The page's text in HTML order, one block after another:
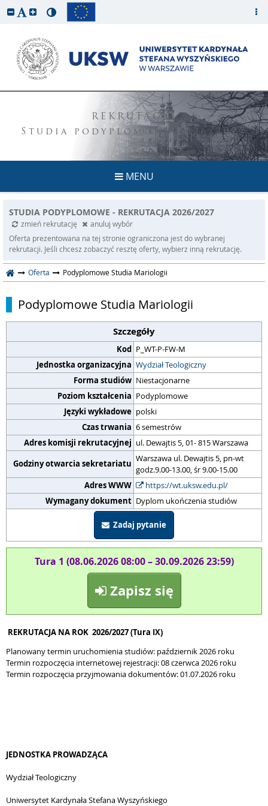
REKRUTACJA
Studia podyplomowe 2026/2027
MENU
STUDIA PODYPLOMOWE - REKRUTACJA 2026/2027
zmień rekrutację
anuluj wybór
Oferta prezentowana na tej stronie ograniczona jest do wybranej
rekrutacji. Jeśli chcesz zobaczyć resztę oferty, wybierz inną rekrutację.
Oferta Podyplomowe Studia Mariologii
Podyplomowe Studia Mariologii
Szczegóły
Kod P_WT-P-FW-M
Jednostka organizacyjna Wydział Teologiczny
Forma studiów Niestacjonarne
Poziom kształcenia Podyplomowe
Języki wykładowe polski
Czas trwania 6 semestrów
Adres komisji rekrutacyjnej ul. Dewajtis 5, 01- 815 Warszawa
Godziny otwarcia sekretariatu Warszawa ul. Dewajtis 5, pn-wt
godz.9.00-13.00, śr 9.00-15.00
Adres WWW
https://wt.uksw.edu.pl/
Wymagany dokument Dyplom ukończenia studiów
Zadaj pytanie
Tura 1 (08.06.2026 08:00 – 30.09.2026 23:59)
Zapisz się
REKRUTACJA NA ROK 2026/2027 (Tura IX)
Planowany termin uruchomienia studiów: październik 2026 roku
Termin rozpoczęcia internetowej rejestracji: 08 czerwca 2026 roku
Termin rozpoczęcia przyjmowania dokumentów: 01.07.2026 roku
JEDNOSTKA PROWADZĄCA
Wydział Teologiczny
Uniwersytet Kardynała Stefana Wyszyńskiego